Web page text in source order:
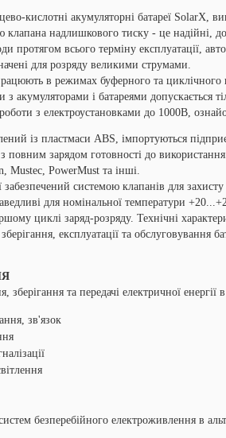
кислотні акумуляторні батареї SolarX,
надлишкового тиску - це надійні,
протягом всього терміну експлуатації,
для розряду великими струмами.
в режимах буферного та циклічного
з акумуляторами і батареями допускається
з електроустановками до 1000В,
із пластмаси ABS, імпортуються
повним зарядом готовності до
PowerMust та інші.
системою клапанів для захисту
для номінальної температури
циклі заряд-розряду. Технічні
експлуатації та обслуговування
та передачі електричної енергії
зв'язок
безперебійного електроживлення в